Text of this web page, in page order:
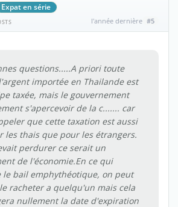
Expat en série
l'année dernière #5
questions.....A priori toute
importée en Thailande est
taxée, mais le gouvernement
s'apercevoir de la c....... car
que cette taxation est aussi
les thais que pour les étrangers.
perdurer ce serait un
de l'économie.En ce qui
le bail emphythéotique, on peut
racheter a quelqu'un mais cela
nullement la date d'expiration